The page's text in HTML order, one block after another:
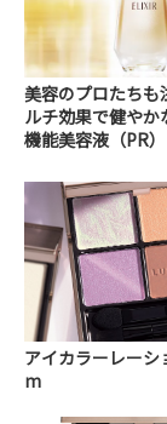
美容のプロたちも
ルチ効果で健やか
機能美容液（PR）
アイカラーレーシ
m